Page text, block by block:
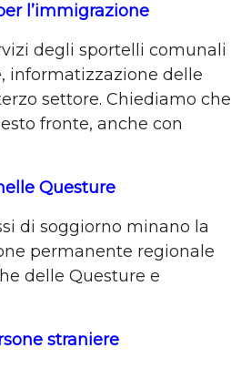
l’immigrazione
degli sportelli comunali
informatizzazione delle
settore. Chiediamo che
fronte, anche con
Questure
di soggiorno minano la
permanente regionale
delle Questure e
straniere